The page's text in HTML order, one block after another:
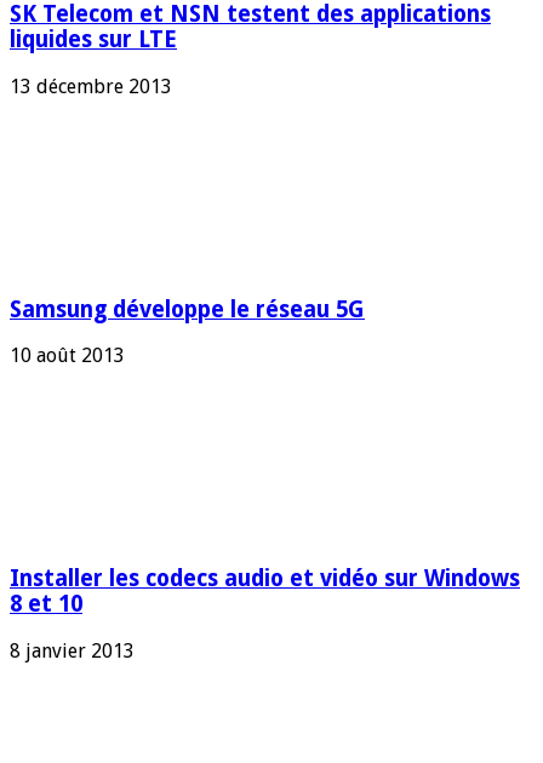
SK Telecom et NSN testent des applications
liquides sur LTE
13 décembre 2013
Samsung développe le réseau 5G
10 août 2013
Installer les codecs audio et vidéo sur Windows
8 et 10
8 janvier 2013